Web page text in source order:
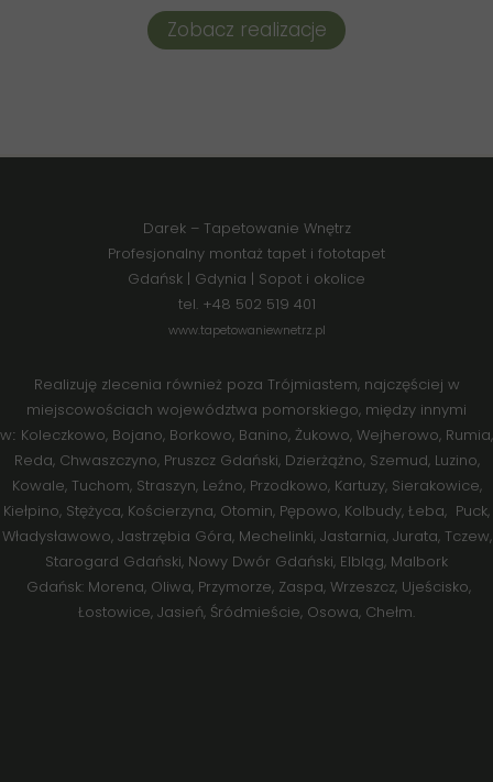
Zobacz realizacje
Darek – Tapetowanie Wnętrz
Profesjonalny montaż tapet i fototapet
Gdańsk | Gdynia | Sopot i okolice
tel. +48 502 519 401
www.tapetowaniewnetrz.pl
Realizuję zlecenia również poza Trójmiastem, najczęściej w
miejscowościach województwa pomorskiego, między innymi
w: Koleczkowo, Bojano, Borkowo, Banino, Żukowo, Wejherowo, Rumia,
Reda, Chwaszczyno, Pruszcz Gdański, Dzierżążno, Szemud, Luzino,
Kowale, Tuchom, Straszyn, Leźno, Przodkowo, Kartuzy, Sierakowice,
Kiełpino, Stężyca, Kościerzyna, Otomin, Pępowo, Kolbudy, Łeba, Puck,
Władysławowo, Jastrzębia Góra, Mechelinki, Jastarnia, Jurata, Tczew,
Starogard Gdański, Nowy Dwór Gdański, Elbląg, Malbork
Gdańsk: Morena, Oliwa, Przymorze, Zaspa, Wrzeszcz, Ujeścisko,
Łostowice, Jasień, Śródmieście, Osowa, Chełm.